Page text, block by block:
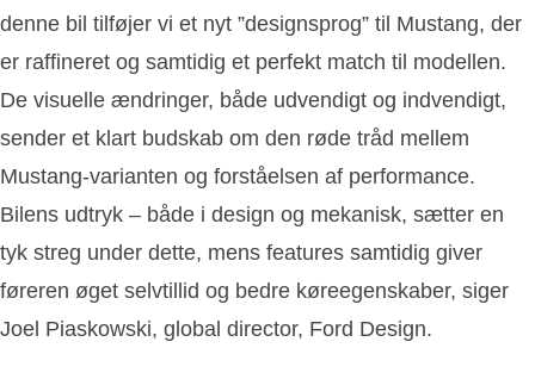
denne bil tilføjer vi et nyt ”designsprog” til Mustang, der
er raffineret og samtidig et perfekt match til modellen.
De visuelle ændringer, både udvendigt og indvendigt,
sender et klart budskab om den røde tråd mellem
Mustang-varianten og forståelsen af performance.
Bilens udtryk – både i design og mekanisk, sætter en
tyk streg under dette, mens features samtidig giver
føreren øget selvtillid og bedre køreegenskaber, siger
Joel Piaskowski, global director, Ford Design.